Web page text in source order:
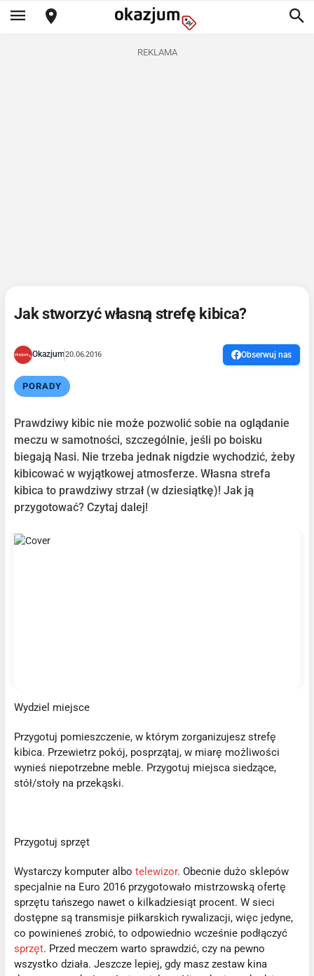
REKLAMA
Jak stworzyć własną strefę kibica?
Okazjum20.06.2016 Obserwuj nas
PORADY
Prawdziwy kibic nie może pozwolić sobie na oglądanie
meczu w samotności, szczególnie, jeśli po boisku
biegają Nasi. Nie trzeba jednak nigdzie wychodzić, żeby
kibicować w wyjątkowej atmosferze. Własna strefa
kibica to prawdziwy strzał (w dziesiątkę)! Jak ją
przygotować? Czytaj dalej!
Wydziel miejsce
Przygotuj pomieszczenie, w którym zorganizujesz strefę
kibica. Przewietrz pokój, posprzątaj, w miarę możliwości
wynieś niepotrzebne meble. Przygotuj miejsca siedzące,
stół/stoły na przekąski.
Przygotuj sprzęt
Wystarczy komputer albotelewizor. Obecnie dużo sklepów
specjalnie na Euro 2016 przygotowało mistrzowską ofertę
sprzętu tańszego nawet o kilkadziesiąt procent. W sieci
dostępne są transmisje piłkarskich rywalizacji, więc jedyne,
co powinieneś zrobić, to odpowiednio wcześnie podłączyć
sprzęt. Przed meczem warto sprawdzić, czy na pewno
wszystko działa. Jeszcze lepiej, gdy masz zestaw kina